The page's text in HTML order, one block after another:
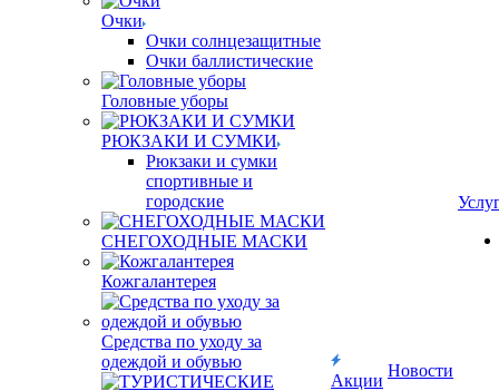
Очки
Очки солнцезащитные
Очки баллистические
Головные уборы
РЮКЗАКИ И СУМКИ
Рюкзаки и сумки
спортивные и
городские
СНЕГОХОДНЫЕ МАСКИ
Кожгалантерея
Средства по уходу за
одеждой и обувью
Акции
Новости